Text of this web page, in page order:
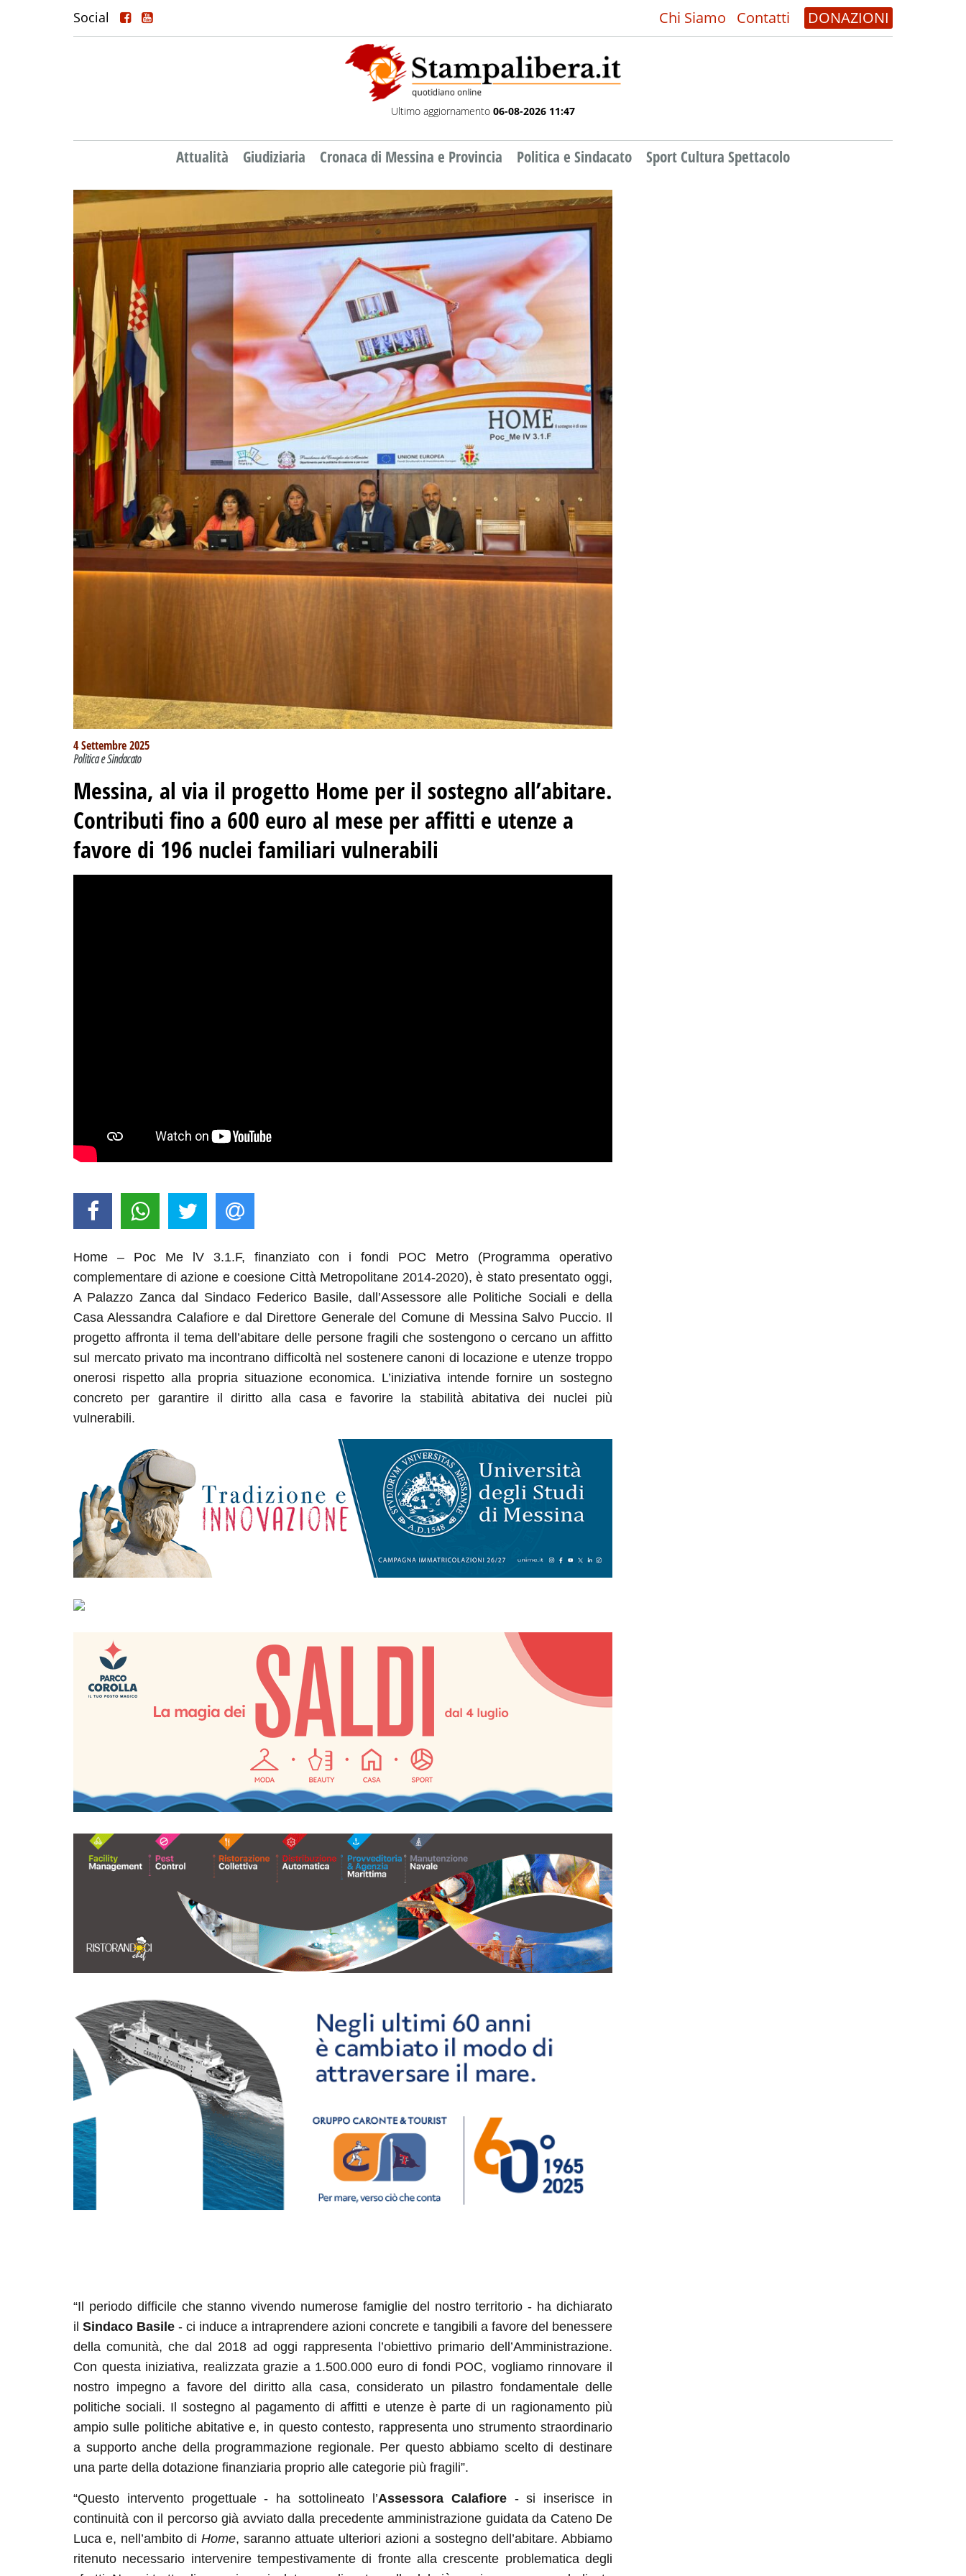
Social Chi Siamo Contatti DONAZIONI
Ultimo aggiornamento 06-08-2026 11:47
Attualità Giudiziaria Cronaca di Messina e Provincia Politica e Sindacato Sport Cultura Spettacolo
4 Settembre 2025
Politica e Sindacato
Messina, al via il progetto Home per il sostegno all’abitare.
Contributi fino a 600 euro al mese per affitti e utenze a
favore di 196 nuclei familiari vulnerabili
Home – Poc Me lV 3.1.F, finanziato con i fondi POC Metro (Programma operativo
complementare di azione e coesione Città Metropolitane 2014-2020), è stato presentato oggi,
A Palazzo Zanca dal Sindaco Federico Basile, dall’Assessore alle Politiche Sociali e della
Casa Alessandra Calafiore e dal Direttore Generale del Comune di Messina Salvo Puccio. Il
progetto affronta il tema dell’abitare delle persone fragili che sostengono o cercano un affitto
sul mercato privato ma incontrano difficoltà nel sostenere canoni di locazione e utenze troppo
onerosi rispetto alla propria situazione economica. L’iniziativa intende fornire un sostegno
concreto per garantire il diritto alla casa e favorire la stabilità abitativa dei nuclei più
vulnerabili.
“Il periodo difficile che stanno vivendo numerose famiglie del nostro territorio - ha dichiarato
il Sindaco Basile - ci induce a intraprendere azioni concrete e tangibili a favore del benessere
della comunità, che dal 2018 ad oggi rappresenta l’obiettivo primario dell’Amministrazione.
Con questa iniziativa, realizzata grazie a 1.500.000 euro di fondi POC, vogliamo rinnovare il
nostro impegno a favore del diritto alla casa, considerato un pilastro fondamentale delle
politiche sociali. Il sostegno al pagamento di affitti e utenze è parte di un ragionamento più
ampio sulle politiche abitative e, in questo contesto, rappresenta uno strumento straordinario
a supporto anche della programmazione regionale. Per questo abbiamo scelto di destinare
una parte della dotazione finanziaria proprio alle categorie più fragili”.
“Questo intervento progettuale - ha sottolineato l’Assessora Calafiore- si inserisce in
continuità con il percorso già avviato dalla precedente amministrazione guidata da Cateno De
Luca e, nell’ambito di Home, saranno attuate ulteriori azioni a sostegno dell’abitare. Abbiamo
ritenuto necessario intervenire tempestivamente di fronte alla crescente problematica degli